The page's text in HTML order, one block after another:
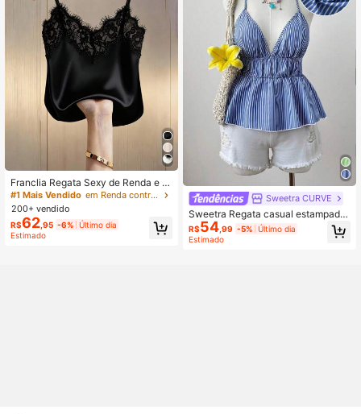
Franclia Regata Sexy de Renda e C
etim com Recortes em Plus Size par
a Mulheres, Adequada para Praia, F
érias, Viagens Casuais
#1 Mais Vendido
em Renda contrastante Plus Size Tank Tops & Camis
200+ vendido
R$62 ,95 -6% Último dia
Estimado
Sweetra CURVE
Sweetra Regata casual estampada
de listras azul e branca, solta, para
mulheres jovens, Plus Size
R$54 ,99 -5% Último dia
Estimado